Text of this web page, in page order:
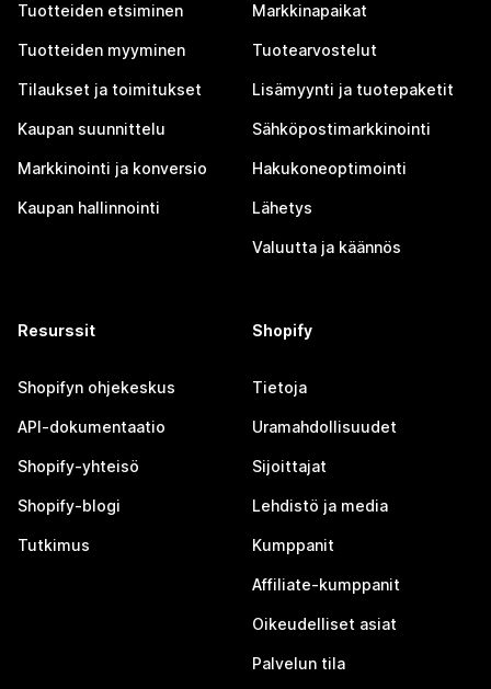
Tuotteiden etsiminen
Tuotteiden myyminen
Tilaukset ja toimitukset
Kaupan suunnittelu
Markkinointi ja konversio
Kaupan hallinnointi
Markkinapaikat
Tuotearvostelut
Lisämyynti ja tuotepaketit
Sähköpostimarkkinointi
Hakukoneoptimointi
Lähetys
Valuutta ja käännös
Resurssit
Shopifyn ohjekeskus
API-dokumentaatio
Shopify-yhteisö
Shopify-blogi
Tutkimus
Shopify
Tietoja
Uramahdollisuudet
Sijoittajat
Lehdistö ja media
Kumppanit
Affiliate-kumppanit
Oikeudelliset asiat
Palvelun tila